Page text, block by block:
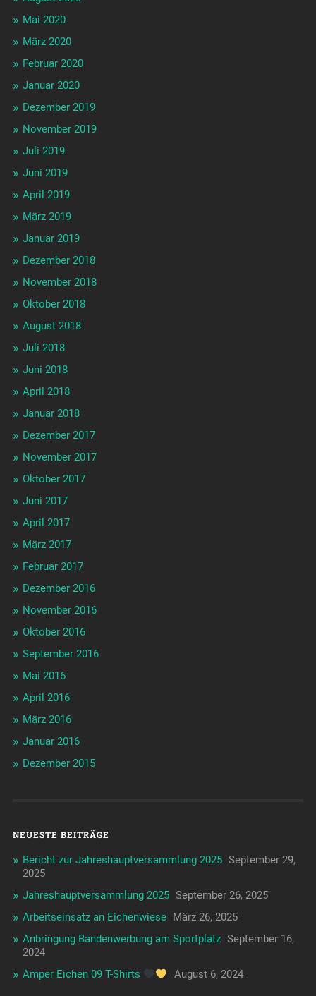
Mai 2020
März 2020
Februar 2020
Januar 2020
Dezember 2019
November 2019
Juli 2019
Juni 2019
April 2019
März 2019
Januar 2019
Dezember 2018
November 2018
Oktober 2018
August 2018
Juli 2018
Juni 2018
April 2018
Januar 2018
Dezember 2017
November 2017
Oktober 2017
Juni 2017
April 2017
März 2017
Februar 2017
Dezember 2016
November 2016
Oktober 2016
September 2016
Mai 2016
April 2016
März 2016
Januar 2016
Dezember 2015
NEUESTE BEITRÄGE
Bericht zur Jahreshauptversammlung 2025 September 29,
2025
Jahreshauptversammlung 2025 September 26, 2025
Arbeitseinsatz an Eichenwiese
März 26, 2025
Anbringung Bandenwerbung am Sportplatz September 16,
2024
Amper Eichen 09 T-Shirts
August 6, 2024